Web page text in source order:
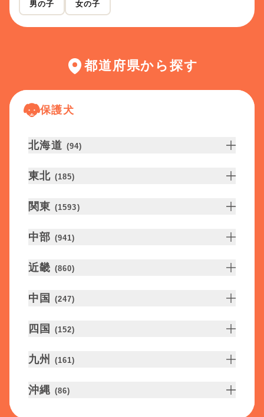
男の子 女の子
都道府県から探す
保護犬
北海道 (94)
東北 (185)
関東 (1593)
中部 (941)
近畿 (860)
中国 (247)
四国 (152)
九州 (161)
沖縄 (86)